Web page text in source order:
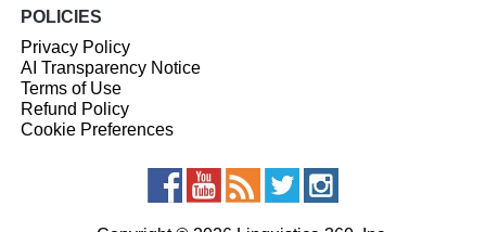
POLICIES
Privacy Policy
AI Transparency Notice
Terms of Use
Refund Policy
Cookie Preferences